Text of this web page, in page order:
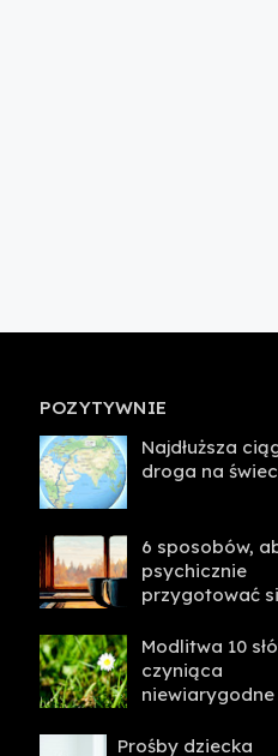
POZYTYWNIE
Najdłuższa
droga na
6 sposobów,
psychicznie
przygotować
tydzień
Modlitwa 10
czyniąca
Prośby dziecka